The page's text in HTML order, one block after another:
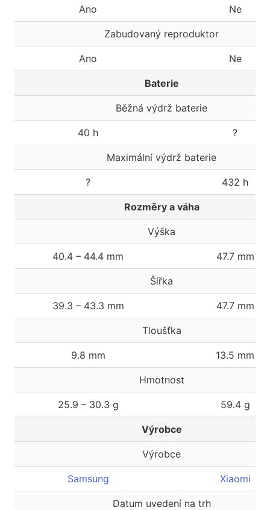
Ano Ne
Zabudovaný reproduktor
Ano Ne
Baterie
Běžná výdrž baterie
40 h ?
Maximální výdrž baterie
? 432 h
Rozměry a váha
Výška
40.4 – 44.4 mm 47.7 mm
Šířka
39.3 – 43.3 mm 47.7 mm
Tloušťka
9.8 mm 13.5 mm
Hmotnost
25.9 – 30.3 g 59.4 g
Výrobce
Výrobce
Samsung Xiaomi
Datum uvedení na trh